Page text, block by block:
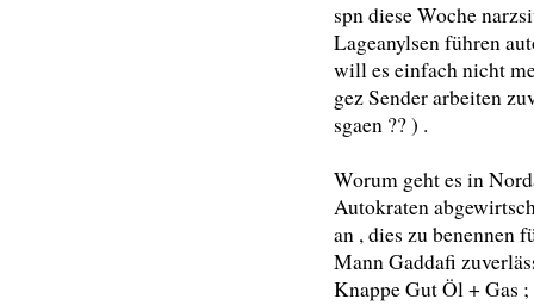
spn diese Woche
Lageanylsen führen
will es einfach nicht
gez Sender arbeiten
sgaen ?? ) .
Worum geht es in
Autokraten
an , dies zu benennen
Mann Gaddafi
Knappe Gut Öl + Gas